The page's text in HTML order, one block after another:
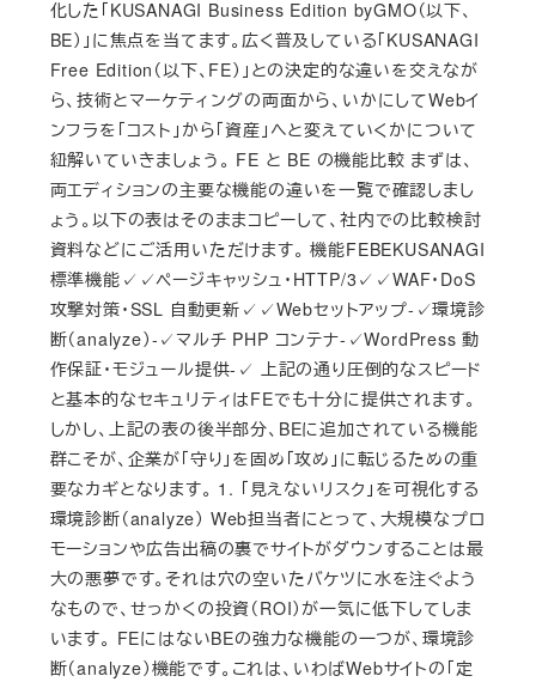
化した「KUSANAGI Business Edition byGMO（以下、
BE）」に焦点を当てます。広く普及している「KUSANAGI
Free Edition（以下、FE）」との決定的な違いを交えなが
ら、技術とマーケティングの両面から、いかにしてWebイ
ンフラを「コスト」から「資産」へと変えていくかについて
紐解いていきましょう。 FE と BE の機能比較 まずは、
両エディションの主要な機能の違いを一覧で確認しまし
ょう。以下の表はそのままコピーして、社内での比較検討
資料などにご活用いただけます。 機能FEBEKUSANAGI
標準機能✓✓ページキャッシュ・HTTP/3✓✓WAF・DoS
攻撃対策・SSL 自動更新✓✓Webセットアップ-✓環境診
断（analyze）-✓マルチ PHP コンテナ-✓WordPress 動
作保証・モジュール提供-✓ 上記の通り圧倒的なスピード
と基本的なセキュリティはFEでも十分に提供されます。
しかし、上記の表の後半部分、BEに追加されている機能
群こそが、企業が「守り」を固め「攻め」に転じるための重
要なカギとなります。 1. 「見えないリスク」を可視化する
環境診断（analyze） Web担当者にとって、大規模なプロ
モーションや広告出稿の裏でサイトがダウンすることは最
大の悪夢です。それは穴の空いたバケツに水を注ぐよう
なもので、せっかくの投資（ROI）が一気に低下してしま
います。 FEにはないBEの強力な機能の一つが、環境診
断（analyze）機能です。これは、いわばWebサイトの「定